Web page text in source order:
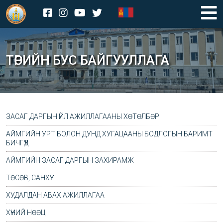
ТӨРИЙН БУС БАЙГУУЛЛАГА
ЗАСАГ ДАРГЫН ҮЙЛ АЖИЛЛАГААНЫ ХӨТӨЛБӨР
АЙМГИЙН УРТ БОЛОН ДУНД ХУГАЦААНЫ БОДЛОГЫН БАРИМТ
БИЧГҮҮД
АЙМГИЙН ЗАСАГ ДАРГЫН ЗАХИРАМЖ
ТӨСӨВ, САНХҮҮ
ХУДАЛДАН АВАХ АЖИЛЛАГАА
ТЕНДЕРИЙН УРИЛГА
ХҮНИЙ НӨӨЦ